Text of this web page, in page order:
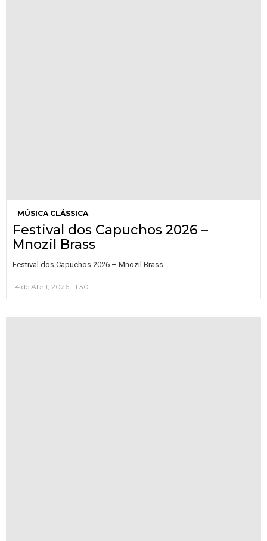
MÚSICA CLÁSSICA
Festival dos Capuchos 2026 –
Mnozil Brass
Festival dos Capuchos 2026 – Mnozil Brass
14 de Abril, 2026, 11:30